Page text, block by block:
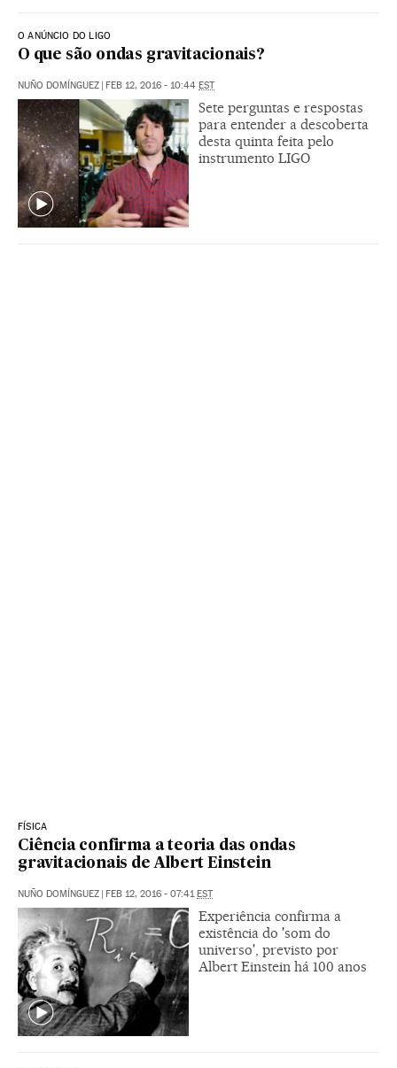
O ANÚNCIO DO LIGO
O que são ondas gravitacionais?
NUÑO DOMÍNGUEZ | FEB 12, 2016 - 10:44 EST
Sete perguntas e respostas
para entender a descoberta
desta quinta feita pelo
instrumento LIGO
FÍSICA
Ciência confirma a teoria das ondas
gravitacionais de Albert Einstein
NUÑO DOMÍNGUEZ | FEB 12, 2016 - 07:41EST
Experiência confirma a
existência do 'som do
universo', previsto por
Albert Einstein há 100 anos